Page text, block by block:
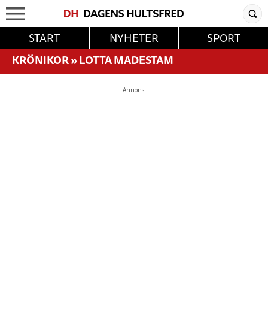
START NYHETER
SPORT
KRÖNIKOR»LOTTA MADESTAM
Annons: